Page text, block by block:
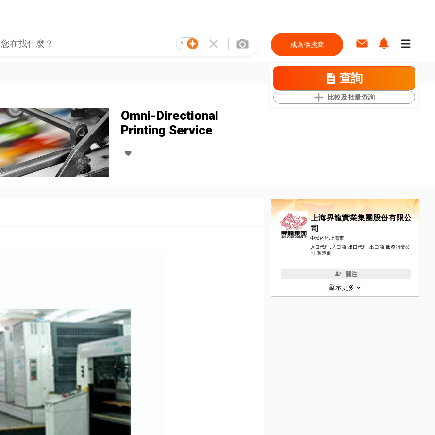
AI 成為供應商
查詢
比較及批量查詢
Omni-Directional
Printing Service
上海界龍實業集團股份有限公
司
中國內地上海市
入口代理, 入口商, 出口代理, 出口商, 服務行業公
司, 製造商
關注
顯示更多